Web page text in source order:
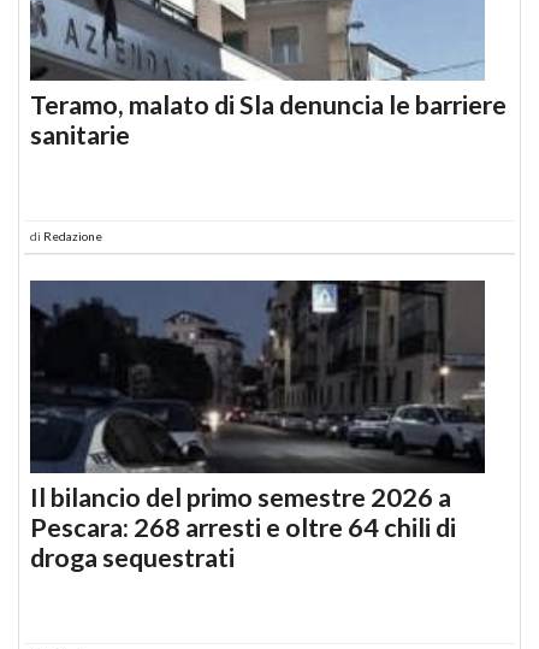
Teramo, malato di Sla denuncia le barriere
sanitarie
di Redazione
Il bilancio del primo semestre 2026 a
Pescara: 268 arresti e oltre 64 chili di
droga sequestrati